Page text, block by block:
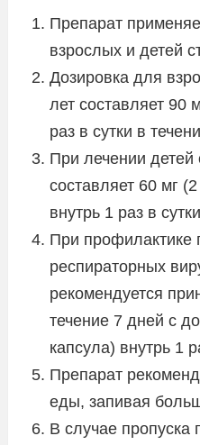
Препарат
взрослых и детей
Дозировка для
лет составляет 90
раз в сутки в
При лечении детей
составляет 60 мг
внутрь 1 раз в
При профилактике
респираторных
рекомендуется
течение 7 дней с
капсула) внутрь 1
Препарат
еды, запивая
В случае пропуска